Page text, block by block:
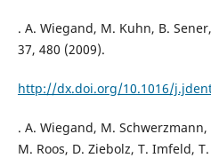
. A. Wiegand, M. Kuhn, B.
37, 480 (2009).
http://dx.doi.org/10.1016/
. A. Wiegand, M.
M. Roos, D. Ziebolz, T. Imfeld,